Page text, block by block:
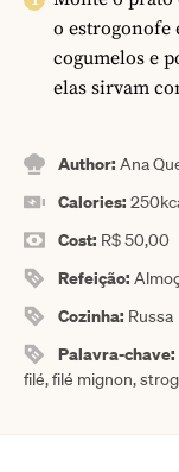
o estrogonofe
cogumelos e
elas sirvam
Author:Ana
Calories:250
Cost: R$ 50,00
Refeição:
Cozinha: Russa
Palavra-chave:
filé, filé mignon,